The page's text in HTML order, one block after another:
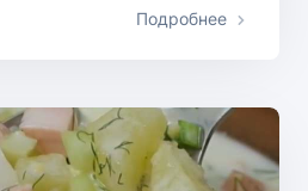
Подробнее